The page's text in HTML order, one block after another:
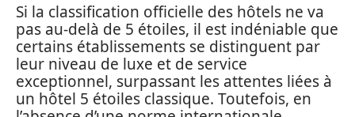
Si la classification officielle des hôtels ne va
pas au-delà de 5 étoiles, il est indéniable que
certains établissements se distinguent par
leur niveau de luxe et de service
exceptionnel, surpassant les attentes liées à
un hôtel 5 étoiles classique. Toutefois, en